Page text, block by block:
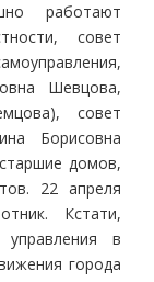
работают
совет
Шевцова,
совет
Борисовна
домов,
22 апреля
Кстати,
управления в
города